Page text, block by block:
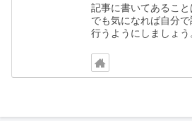
記事に書いてあるこ
でも気になれば自分
行うようにしましょう